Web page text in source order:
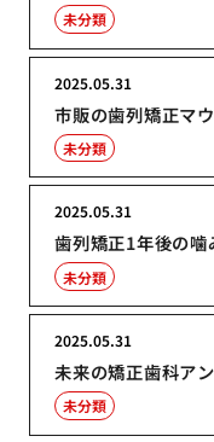
未分類
市販の歯列矯正マ
2025.05.31
未分類
歯列矯正1年後の
2025.05.31
未分類
未来の矯正歯科ア
2025.05.31
未分類